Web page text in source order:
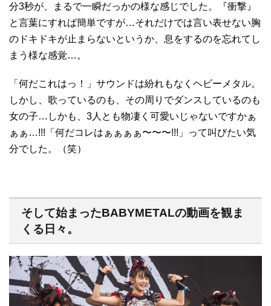
分3秒が、まるで一瞬だっかの様な感じでした。『衝撃』
と言葉にすれば簡単ですが…それだけでは言い表せない胸
のドキドキが止まらないというか、息をするのを忘れてし
まう様な感覚…。
「何だこれはっ！」サウンドは紛れもなくヘビーメタル。
しかし、歌っているのも、その周りでダンスしているのも
女の子…しかも、3人とも物凄く可愛いじゃないですかぁ
ぁぁ…!!!「何だコレはぁぁぁぁ〜〜〜!!!」って叫びたい気
分でした。（笑）
そして始まったBABYMETALの動画を観ま
くる日々。